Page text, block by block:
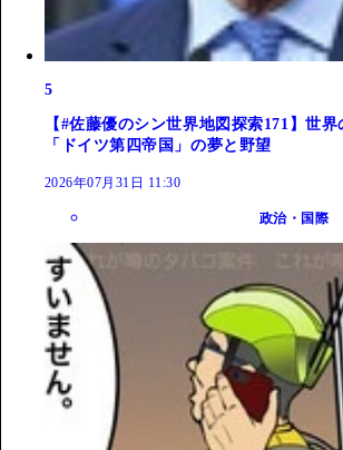
5
【#佐藤優のシン世界地図探索171】世
「ドイツ第四帝国」の夢と野望
2026年07月31日 11:30
政治・国際